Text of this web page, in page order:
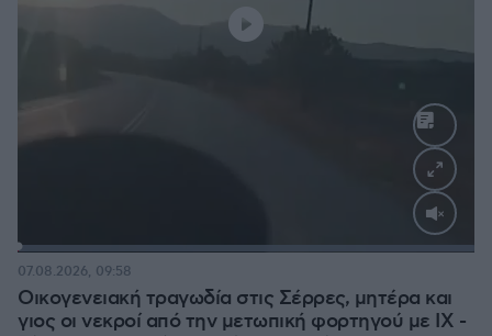
Loaded:
Οικογενειακή τραγωδία στις Σέρρες, μητέρα και
γιος οι νεκροί από την μετωπική φορτηγού με ΙΧ -
07.08.2026, 09:58